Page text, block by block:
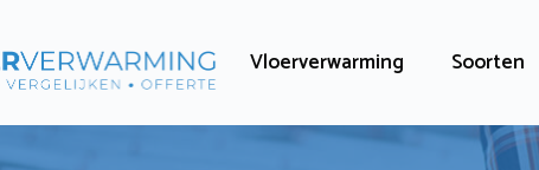
Vloerverwarming Soorten